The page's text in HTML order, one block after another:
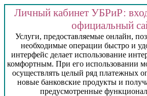
Личный кабинет УБРиР:
официальный
Услуги, предоставляемые онлайн,
необходимые операции быстро и
интерфейс делает использование
комфортным. При его использовании
осуществлять целый ряд платежных
новые банковские продукты и
предусмотренные